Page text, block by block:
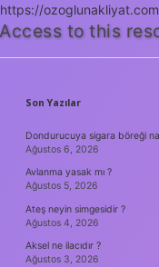
https://
SIDEBAR
Son Yazılar
Dondurucuya sigara böreği
Ağustos 6, 2026
Avlanma yasak mı ?
Ağustos 5, 2026
Ateş neyin simgesidir ?
Ağustos 4, 2026
Aksel ne ilacıdır ?
Ağustos 3, 2026
Access to this